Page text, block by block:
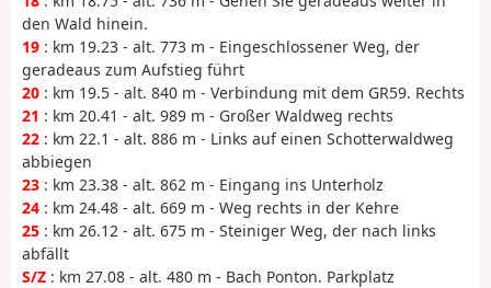
den Wald hinein.
19 : km 19.23 - alt. 773 m - Eingeschlossener Weg, der
geradeaus zum Aufstieg führt
20 : km 19.5 - alt. 840 m - Verbindung mit dem GR59. Rechts
21 : km 20.41 - alt. 989 m - Großer Waldweg rechts
22 : km 22.1 - alt. 886 m - Links auf einen Schotterwaldweg
abbiegen
23 : km 23.38 - alt. 862 m - Eingang ins Unterholz
24 : km 24.48 - alt. 669 m - Weg rechts in der Kehre
25 : km 26.12 - alt. 675 m - Steiniger Weg, der nach links
abfällt
S/Z : km 27.08 - alt. 480 m - Bach Ponton. Parkplatz